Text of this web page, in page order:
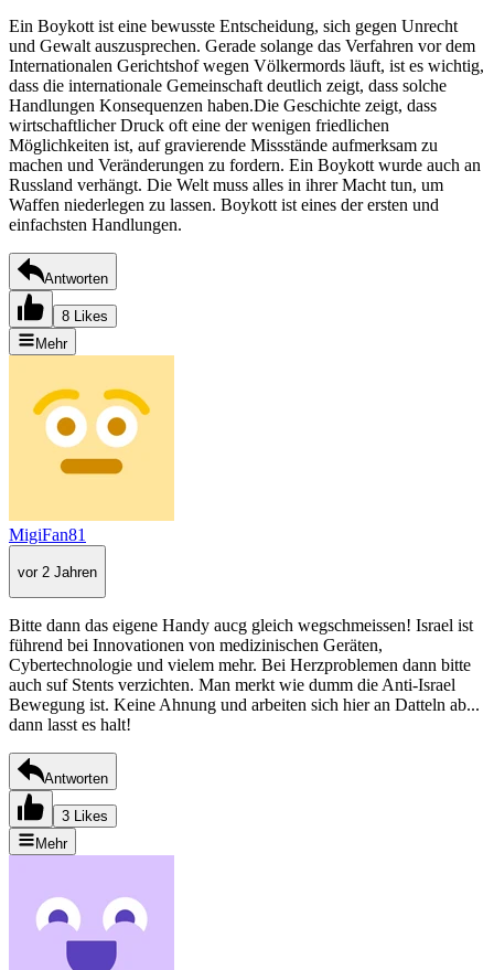
Ein Boykott ist eine bewusste Entscheidung, sich gegen Unrecht
und Gewalt auszusprechen. Gerade solange das Verfahren vor dem
Internationalen Gerichtshof wegen Völkermords läuft, ist es wichtig,
dass die internationale Gemeinschaft deutlich zeigt, dass solche
Handlungen Konsequenzen haben.Die Geschichte zeigt, dass
wirtschaftlicher Druck oft eine der wenigen friedlichen
Möglichkeiten ist, auf gravierende Missstände aufmerksam zu
machen und Veränderungen zu fordern. Ein Boykott wurde auch an
Russland verhängt. Die Welt muss alles in ihrer Macht tun, um
Waffen niederlegen zu lassen. Boykott ist eines der ersten und
einfachsten Handlungen.
Antworten
8 Likes
Mehr
MigiFan81
vor 2 Jahren
Bitte dann das eigene Handy aucg gleich wegschmeissen! Israel ist
führend bei Innovationen von medizinischen Geräten,
Cybertechnologie und vielem mehr. Bei Herzproblemen dann bitte
auch suf Stents verzichten. Man merkt wie dumm die Anti-Israel
Bewegung ist. Keine Ahnung und arbeiten sich hier an Datteln ab...
dann lasst es halt!
Antworten
3 Likes
Mehr